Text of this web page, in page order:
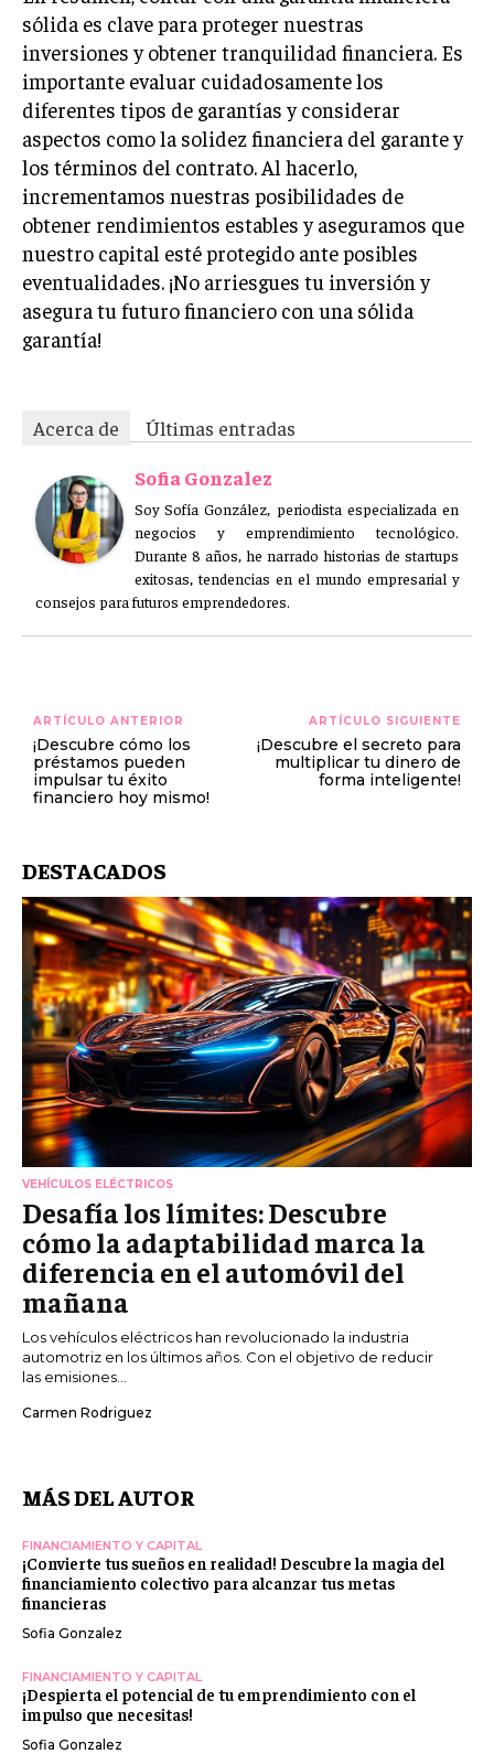
sólida es clave para proteger nuestras
inversiones y obtener tranquilidad financiera. Es
importante evaluar cuidadosamente los
diferentes tipos de garantías y considerar
aspectos como la solidez financiera del garante y
los términos del contrato. Al hacerlo,
incrementamos nuestras posibilidades de
obtener rendimientos estables y aseguramos que
nuestro capital esté protegido ante posibles
eventualidades. ¡No arriesgues tu inversión y
asegura tu futuro financiero con una sólida
garantía!
Acerca de
Últimas entradas
Sofia Gonzalez
Soy Sofía González, periodista especializada en
negocios y emprendimiento tecnológico.
Durante 8 años, he narrado historias de startups
exitosas, tendencias en el mundo empresarial y
consejos para futuros emprendedores.
ARTÍCULO ANTERIOR
¡Descubre cómo los
préstamos pueden
impulsar tu éxito
financiero hoy mismo!
ARTÍCULO SIGUIENTE
¡Descubre el secreto para
multiplicar tu dinero de
forma inteligente!
DESTACADOS
VEHÍCULOS ELÉCTRICOS
Desafía los límites: Descubre
cómo la adaptabilidad marca la
diferencia en el automóvil del
mañana
Los vehículos eléctricos han revolucionado la industria
automotriz en los últimos años. Con el objetivo de reducir
las emisiones...
Carmen Rodriguez
MÁS DEL AUTOR
FINANCIAMIENTO Y CAPITAL
¡Convierte tus sueños en realidad! Descubre la magia del
financiamiento colectivo para alcanzar tus metas
financieras
Sofia Gonzalez
FINANCIAMIENTO Y CAPITAL
¡Despierta el potencial de tu emprendimiento con el
impulso que necesitas!
Sofia Gonzalez